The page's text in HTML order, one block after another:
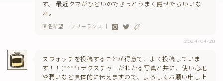
す。 最近クマがひどいのでさっとうまく隠せたらいいな
ぁ。
匿名希望 ｜フリーランス ｜
2024/04/28
スウォッチを投稿することが得意で、よく投稿していま
す！！(*^^*) テクスチャーがわかる写真と共に、使い心地
や潤いなど具体的に伝えますので、よろしくお願い申し上